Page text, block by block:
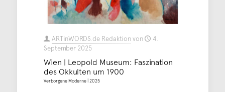
ARTinWORDS.de Redaktionvon
4.
September 2025
Wien | Leopold Museum: Faszination
des Okkulten um 1900
Verborgene Moderne | 2025